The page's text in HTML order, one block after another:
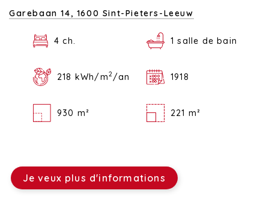
Garebaan 14, 1600 Sint-Pieters-Leeuw
4 ch. 1 salle de bain
218 kWh/m2 /an 1918
930 m² 221 m²
Je veux plus d'informations